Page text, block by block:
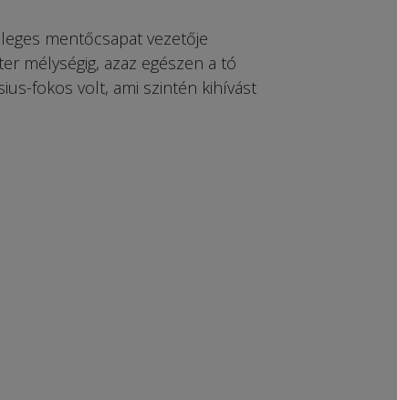
mentőcsapat vezetője
mélységig, azaz egészen a tó
fokos volt, ami szintén kihívást